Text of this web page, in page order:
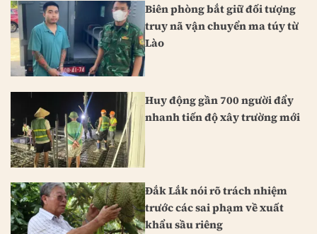
Biên phòng bắt giữ đối tượng
truy nã vận chuyển ma túy từ
Lào
Huy động gần 700 người đẩy
nhanh tiến độ xây trường mới
Đắk Lắk nói rõ trách nhiệm
trước các sai phạm về xuất
khẩu sầu riêng